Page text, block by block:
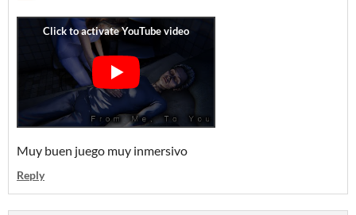
Muy buen juego muy inmersivo
Reply